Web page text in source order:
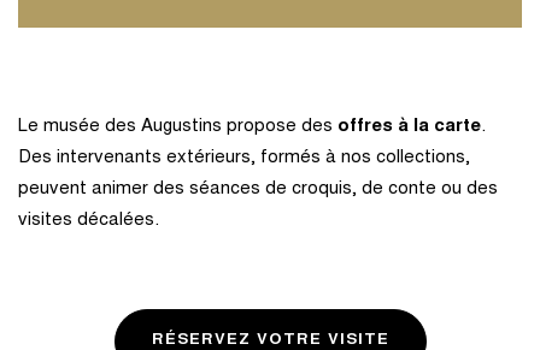
Le musée des Augustins propose des offres à la carte.
Des intervenants extérieurs, formés à nos collections,
peuvent animer des séances de croquis, de conte ou des
visites décalées.
RÉSERVEZ VOTRE VISITE